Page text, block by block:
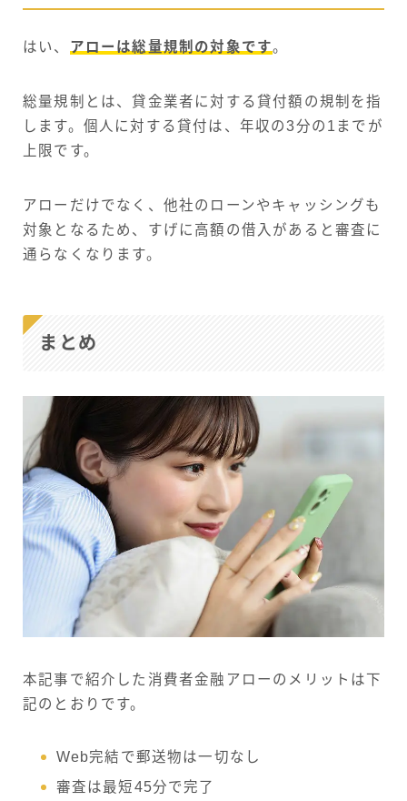
はい、 アローは総量規制の対象です。
総量規制とは、貸金業者に対する貸付額の規制を指
します。個人に対する貸付は、年収の3分の1までが
上限です。
アローだけでなく、他社のローンやキャッシングも
対象となるため、すげに高額の借入があると審査に
通らなくなります。
まとめ
本記事で紹介した消費者金融アローのメリットは下
記のとおりです。
Web完結で郵送物は一切なし
審査は最短45分で完了